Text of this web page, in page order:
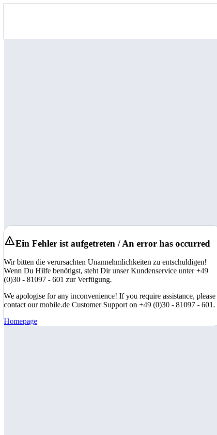
Ein Fehler ist aufgetreten / An error has occurred
Wir bitten die verursachten Unannehmlichkeiten zu entschuldigen!
Wenn Du Hilfe benötigst, steht Dir unser Kundenservice unter +49
(0)30 - 81097 - 601 zur Verfügung.
We apologise for any inconvenience! If you require assistance, please
contact our mobile.de Customer Support on +49 (0)30 - 81097 - 601.
Homepage